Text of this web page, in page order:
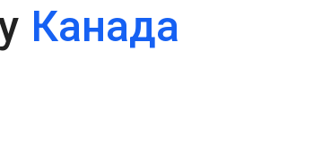
Канада